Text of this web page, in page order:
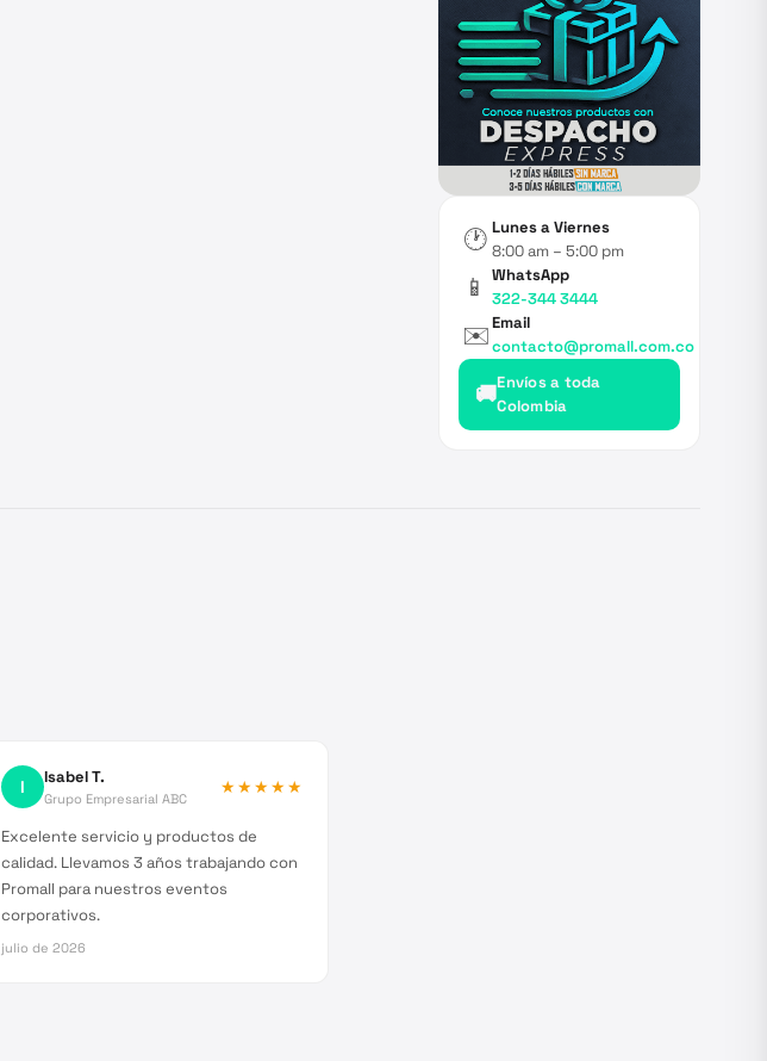
🕐 Lunes a Viernes
8:00 am – 5:00 pm
📱
WhatsApp
322-344 3444
✉️Email
contacto@promall.com.co
🚚Envíos a toda
Colombia
I Isabel T.
Grupo Empresarial ABC
★★★★★
Excelente servicio y productos de
calidad. Llevamos 3 años trabajando con
Promall para nuestros eventos
corporativos.
julio de 2026